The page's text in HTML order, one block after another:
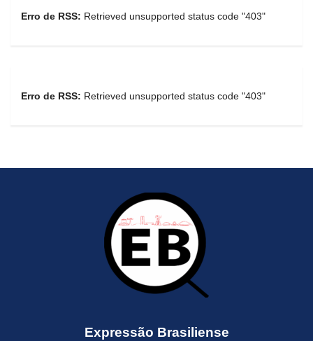
Erro de RSS: Retrieved unsupported status code "403"
Erro de RSS: Retrieved unsupported status code "403"
Expressão Brasiliense